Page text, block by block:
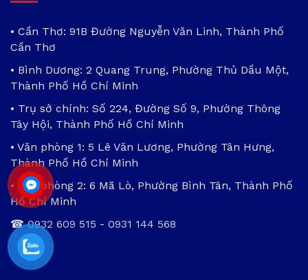
• Cần Thơ: 91B Đường Nguyễn Văn Linh, Thành Phố
Cần Thơ
• Bình Dương: 2 Quang Trung, Phường Thủ Dầu Một,
Thành Phố Hồ Chí Minh
• Trụ sở chính: Số 224, Đường Số 9, Phường Thông
Tây Hội, Thành Phố Hồ Chí Minh
• Văn phòng 1: 5 Lê Văn Lương, Phường Tân Hưng,
Thành Phố Hồ Chí Minh
• Văn phòng 2: 6 Mã Lò, Phường Bình Tân, Thành Phố
Hồ Chí Minh
☎0932 609 515 - 0931 144 568